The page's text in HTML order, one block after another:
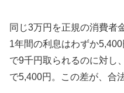
同じ3万円を正規の消費者
1年間の利息はわずか
で9千円取られるのに対し
で5,400円。この差が、合